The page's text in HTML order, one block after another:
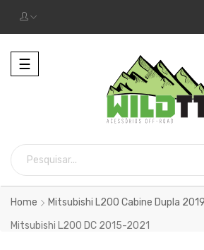
Alternar
a
☰
Home Mitsubishi L200 Cabine Dupla
Mitsubishi L200 DC 2015-2021